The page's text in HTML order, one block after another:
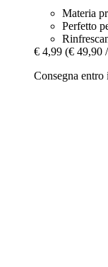
Materia
Perfetto
€ 4,99 (€ 49,90
Consegna